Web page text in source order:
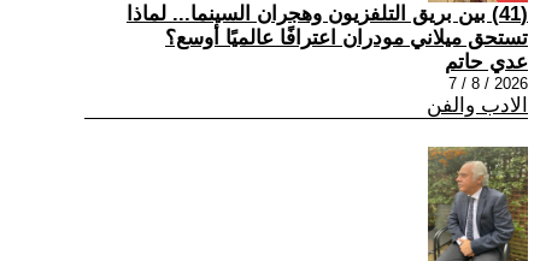
(41) بين بريق التلفزيون وهجران السينما... لماذا
تستحق ميلاني مودران اعترافًا عالميًا أوسع؟
عدي حاتم
2026 / 8 / 7
الادب والفن